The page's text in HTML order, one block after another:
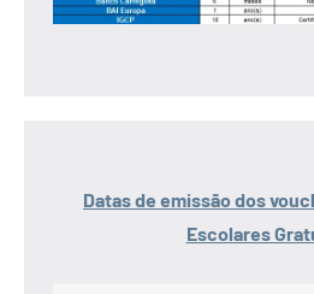
Datas de emissão dos
Escolares